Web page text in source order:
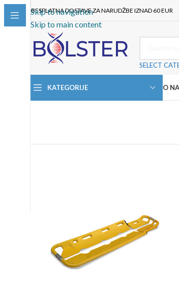
Skip to navigation
Skip to main content
BESPLATNA DOSTAVE ZA NARUDŽBE IZNAD 60 EUR
SELECT
KATEGORIJE O